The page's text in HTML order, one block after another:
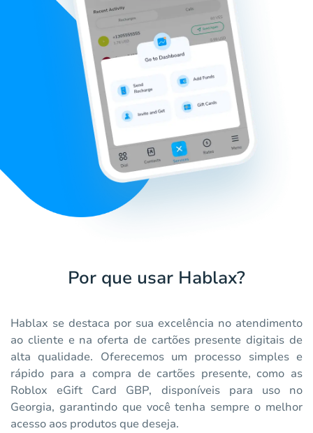
Por que usar Hablax?
Hablax se destaca por sua excelência no atendimento
ao cliente e na oferta de cartões presente digitais de
alta qualidade. Oferecemos um processo simples e
rápido para a compra de cartões presente, como as
Roblox eGift Card GBP, disponíveis para uso no
Georgia, garantindo que você tenha sempre o melhor
acesso aos produtos que deseja.